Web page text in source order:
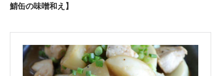
鯖缶の味噌和え】